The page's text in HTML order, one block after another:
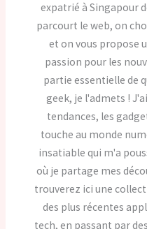
expatrié à Singapour
parcourt le web, on
et on vous propose
passion pour les
partie essentielle de
geek, je l'admets !
tendances, les
touche au monde
insatiable qui m'a
où je partage mes
trouverez ici une
des plus récentes
tech, en passant par